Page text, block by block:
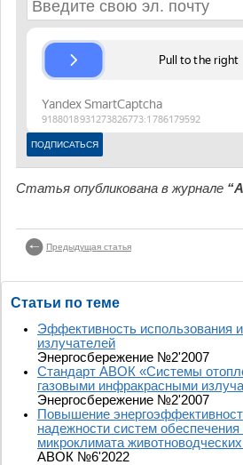
Статья опубликована в журнале
Предыдущая статья
Статьи по теме
Эффективность использования
излучателей
Энергосбережение №2'2007
Стандарт АВОК «Системы
газовыми инфракрасными
Энергосбережение №2'2007
Повышение
надежности систем
микроклимата
АВОК №6'2022